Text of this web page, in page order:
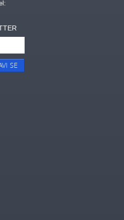
SE